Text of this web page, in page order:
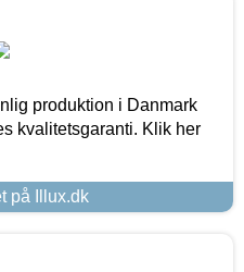
produktion i Danmark
kvalitetsgaranti. Klik her
på Illux.dk